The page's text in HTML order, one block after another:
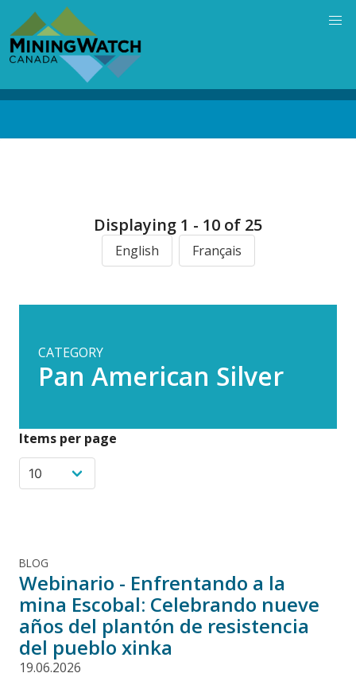
main
content
Displaying 1 - 10 of 25
English Français
CATEGORY
Pan American Silver
Items per page
BLOG
Webinario - Enfrentando a la
mina Escobal: Celebrando nueve
años del plantón de resistencia
del pueblo xinka
19.06.2026